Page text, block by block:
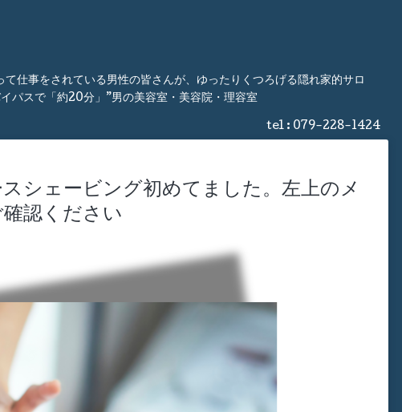
仕事をされている男性の皆さんが、ゆったりくつろげる隠れ家的サロ
パスで「約20分」”男の美容室・美容院・理容室
tel : 079-228-1424
シェービング初めてました。左上のメ
認ください